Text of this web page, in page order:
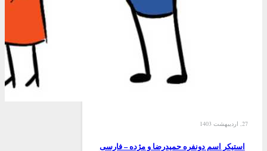
27, اردیبهشت 1403
استیکر اسم دونفره حمیدرضا و مژده – فارسی